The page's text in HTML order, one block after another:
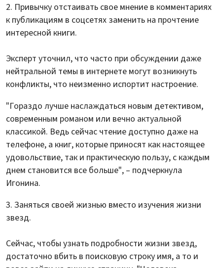
Привычку отстаивать свое мнение в комментариях
к публикациям в соцсетях заменить на прочтение
интересной книги.
Эксперт уточнил, что часто при обсуждении даже
нейтральной темы в интернете могут возникнуть
конфликты, что неизменно испортит настроение.
"Гораздо лучше наслаждаться новым детективом,
современным романом или вечно актуальной
классикой. Ведь сейчас чтение доступно даже на
телефоне, а книг, которые приносят как настоящее
удовольствие, так и практическую пользу, с каждым
днем становится все больше", – подчеркнула
Игонина.
Заняться своей жизнью вместо изучения жизни
звезд.
Сейчас, чтобы узнать подробности жизни звезд,
достаточно вбить в поисковую строку имя, а то и